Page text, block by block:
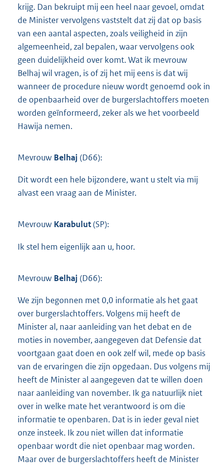
krijg. Dan bekruipt mij een heel naar gevoel, omdat
de Minister vervolgens vaststelt dat zij dat op basis
van een aantal aspecten, zoals veiligheid in zijn
algemeenheid, zal bepalen, waar vervolgens ook
geen duidelijkheid over komt. Wat ik mevrouw
Belhaj wil vragen, is of zij het mij eens is dat wij
wanneer de procedure nieuw wordt genoemd ook in
de openbaarheid over de burgerslachtoffers moeten
worden geïnformeerd, zeker als we het voorbeeld
Hawija nemen.
Mevrouw Belhaj (D66):
Dit wordt een hele bijzondere, want u stelt via mij
alvast een vraag aan de Minister.
Mevrouw Karabulut(SP):
Ik stel hem eigenlijk aan u, hoor.
Mevrouw Belhaj (D66):
We zijn begonnen met 0,0 informatie als het gaat
over burgerslachtoffers. Volgens mij heeft de
Minister al, naar aanleiding van het debat en de
moties in november, aangegeven dat Defensie dat
voortgaan gaat doen en ook zelf wil, mede op basis
van de ervaringen die zijn opgedaan. Dus volgens mij
heeft de Minister al aangegeven dat te willen doen
naar aanleiding van november. Ik ga natuurlijk niet
over in welke mate het verantwoord is om die
informatie te openbaren. Dat is in ieder geval niet
onze insteek. Ik zou niet willen dat informatie
openbaar wordt die niet openbaar mag worden.
Maar over de burgerslachtoffers heeft de Minister